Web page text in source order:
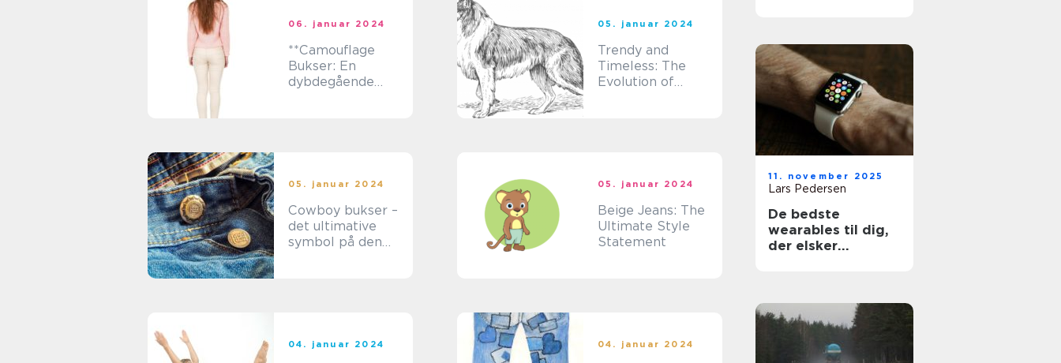
06. januar 2024
**Camouflage
Bukser: En
dybdegående
05. januar 2024
Trendy and
Timeless: The
Evolution of
05. januar 2024
Cowboy bukser –
det ultimative
symbol på den
05. januar 2024
Beige Jeans: The
Ultimate Style
Statement
04. januar 2024 04. januar 2024
11. november 2025
Lars Pedersen
De bedste
wearables til dig,
der elsker